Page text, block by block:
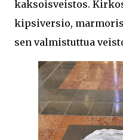
kaksoisveistos.
kipsiversio,
sen valmistuttua